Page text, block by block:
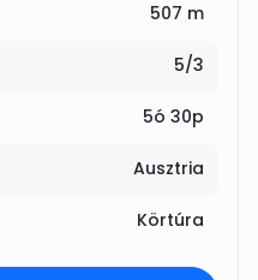
507 m
5/3
5ó 30p
Ausztria
Körtúra